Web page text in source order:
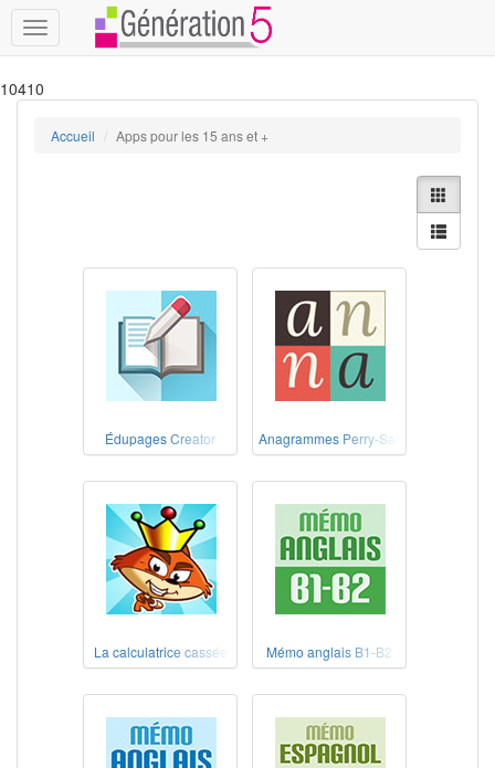
Toggle
navigation
10410
Accueil Apps pour les 15 ans et +
Édupages Creator Anagrammes Perry-Salkow
La calculatrice cassée Mémo anglais B1-B2